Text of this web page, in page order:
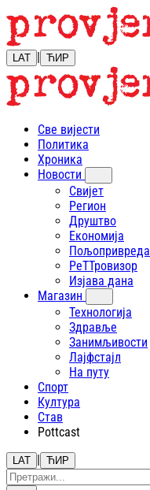
LAT | ЋИР
Све вијести
Политика
Хроника
Новости
Свијет
Регион
Друштво
Економија
Пољопривреда
РеТТровизор
Изјава дана
Магазин
Технологија
Здравље
Занимљивости
Лајфстajл
На путу
Спорт
Култура
Став
Pottcast
LAT | ЋИР